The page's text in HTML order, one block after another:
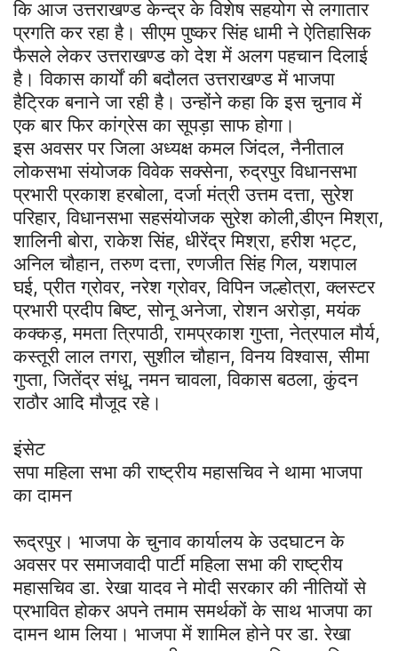
कि आज उत्तराखण्ड केन्द्र के विशेष सहयोग से लगातार
प्रगति कर रहा है। सीएम पुष्कर सिंह धामी ने ऐतिहासिक
फैसले लेकर उत्तराखण्ड को देश में अलग पहचान दिलाई
है। विकास कार्यों की बदौलत उत्तराखण्ड में भाजपा
हैट्रिक बनाने जा रही है। उन्होंने कहा कि इस चुनाव में
एक बार फिर कांग्रेस का सूपड़ा साफ होगा।
इस अवसर पर जिला अध्यक्ष कमल जिंदल, नैनीताल
लोकसभा संयोजक विवेक सक्सेना, रुद्रपुर विधानसभा
प्रभारी प्रकाश हरबोला, दर्जा मंत्री उत्तम दत्ता, सुरेश
परिहार, विधानसभा सहसंयोजक सुरेश कोली,डीएन मिश्रा,
शालिनी बोरा, राकेश सिंह, धीरेंद्र मिश्रा, हरीश भट्ट,
अनिल चौहान, तरुण दत्ता, रणजीत सिंह गिल, यशपाल
घई, प्रीत ग्रोवर, नरेश ग्रोवर, विपिन जल्होत्रा, क्लस्टर
प्रभारी प्रदीप बिष्ट, सोनू अनेजा, रोशन अरोड़ा, मयंक
कक्कड़, ममता त्रिपाठी, रामप्रकाश गुप्ता, नेत्रपाल मौर्य,
कस्तूरी लाल तगरा, सुशील चौहान, विनय विश्वास, सीमा
गुप्ता, जितेंद्र संधू, नमन चावला, विकास बठला, कुंदन
राठौर आदि मौजूद रहे।
इंसेट
सपा महिला सभा की राष्ट्रीय महासचिव ने थामा भाजपा
का दामन
रूद्रपुर। भाजपा के चुनाव कार्यालय के उदघाटन के
अवसर पर समाजवादी पार्टी महिला सभा की राष्ट्रीय
महासचिव डा. रेखा यादव ने मोदी सरकार की नीतियों से
प्रभावित होकर अपने तमाम समर्थकों के साथ भाजपा का
दामन थाम लिया। भाजपा में शामिल होने पर डा. रेखा